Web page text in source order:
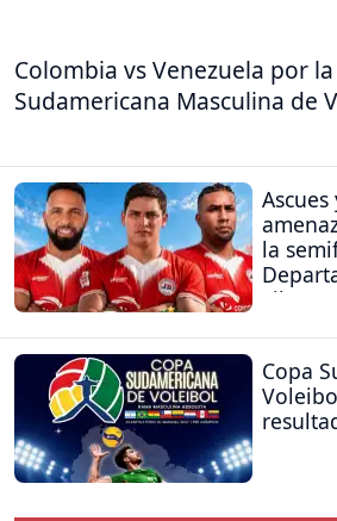
Colombia vs Venezuela por
Sudamericana Masculina de
la
Copa